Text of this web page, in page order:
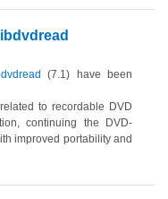
(7.1) have been
to recordable DVD
continuing the DVD-
improved portability and